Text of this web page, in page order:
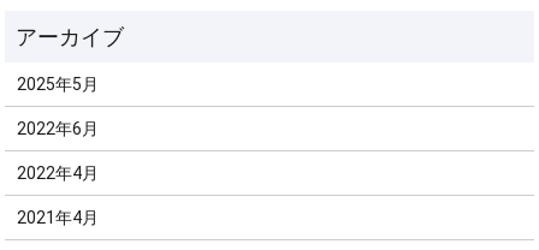
2025年5月
2022年6月
2022年4月
2021年4月